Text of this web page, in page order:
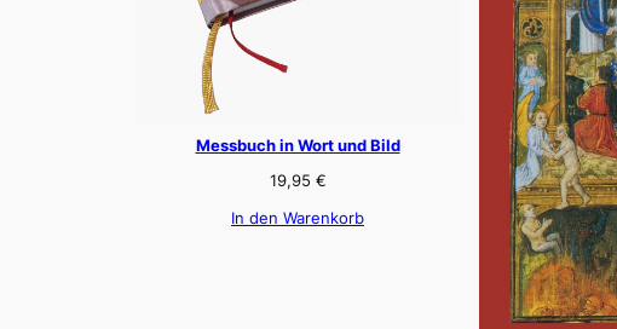
Messbuch in Wort und Bild
19,95 €
In den Warenkorb